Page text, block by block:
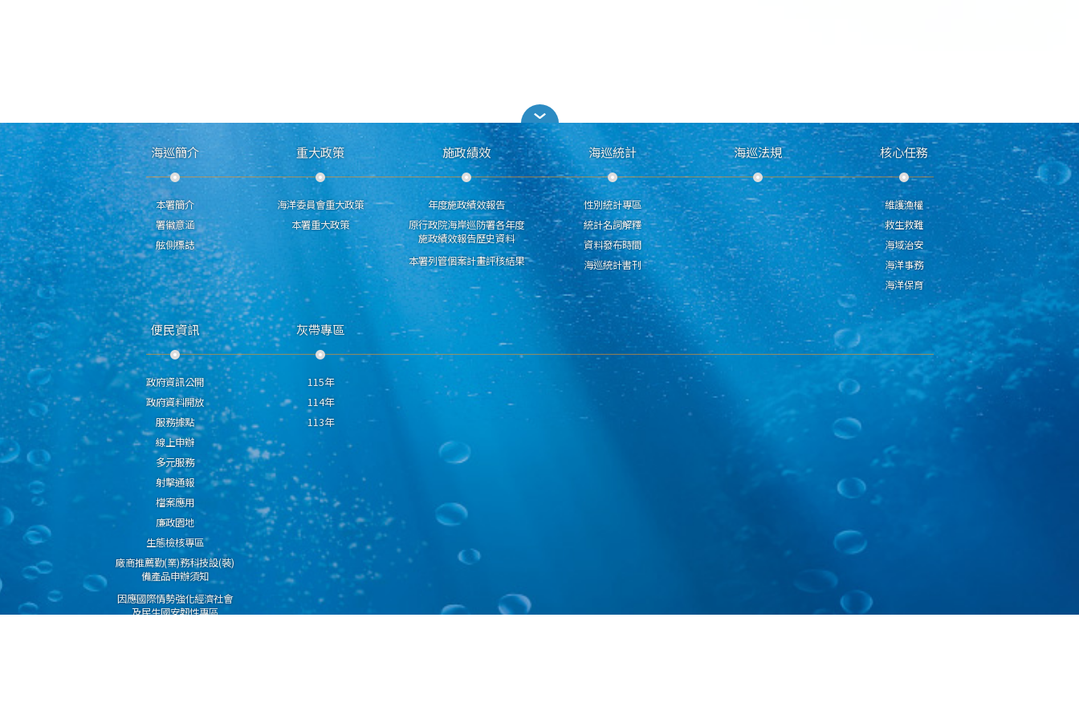
海巡簡介
本署簡介
署徽意涵
舷側標誌
重大政策
海洋委員會重大政策
本署重大政策
施政績效
年度施政績效報告
原行政院海岸巡防署各年度
施政績效報告歷史資料
本署列管個案計畫評核結果
海巡統計
性別統計專區
統計名詞解釋
資料發布時間
海巡統計書刊
海巡法規 核心任務
維護漁權
救生救難
海域治安
海洋事務
海洋保育
便民資訊
政府資訊公開
政府資料開放
服務據點
線上申辦
多元服務
射擊通報
檔案應用
廉政園地
生態檢核專區
廠商推薦勤(業)務科技設(裝)
備產品申辦須知
因應國際情勢強化經濟社會
及民生國安韌性專區
灰帶專區
115年
114年
113年